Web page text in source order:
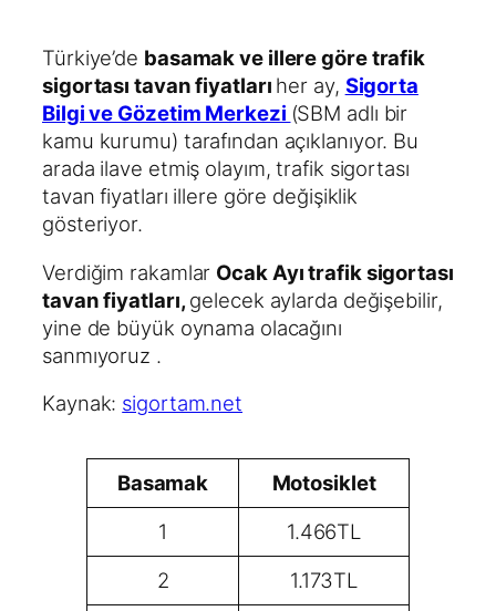
Türkiye’de basamak ve illere göre trafik
sigortası tavan fiyatları her ay, Sigorta
Bilgi ve Gözetim Merkezi (SBM adlı bir
kamu kurumu) tarafından açıklanıyor. Bu
arada ilave etmiş olayım, trafik sigortası
tavan fiyatları illere göre değişiklik
gösteriyor.
Verdiğim rakamlar Ocak Ayı trafik sigortası
tavan fiyatları, gelecek aylarda değişebilir,
yine de büyük oynama olacağını
sanmıyoruz .
Kaynak: sigortam.net
Basamak
Motosiklet
1
1.466TL
2
1.173TL